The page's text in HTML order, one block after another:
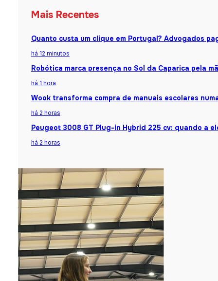
Mais Recentes
Quanto custa um clique em Portugal? Advogados
há 12 minutos
Robótica marca presença no Sol da Caparica pela
há 1 hora
Wook transforma compra de manuais escolares
há 2 horas
Peugeot 3008 GT Plug-in Hybrid 225 cv: quando a
há 2 horas